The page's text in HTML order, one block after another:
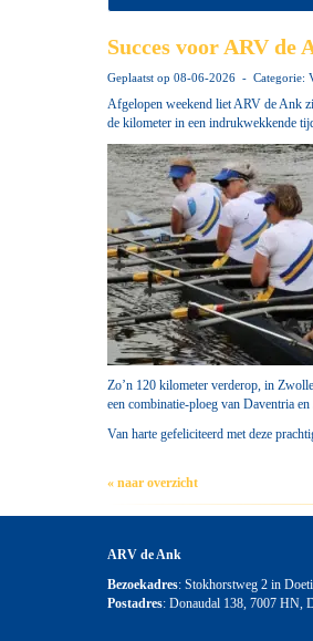
Succes voor ARV
Geplaatst op 08-06-2026 - Categorie:
Afgelopen weekend liet ARV de Ank
de kilometer in een indrukwekkende
Zo’n 120 kilometer verderop, in
een combinatie-ploeg van Daventria
Van harte gefeliciteerd met deze
« naar overzicht
ARV de Ank
Bezoekadres: Stokhorstweg 2 in
Postadres: Donaudal 138, 7007 HN,